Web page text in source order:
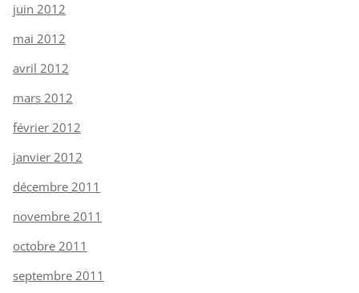
juin 2012
mai 2012
avril 2012
mars 2012
février 2012
janvier 2012
décembre 2011
novembre 2011
octobre 2011
septembre 2011